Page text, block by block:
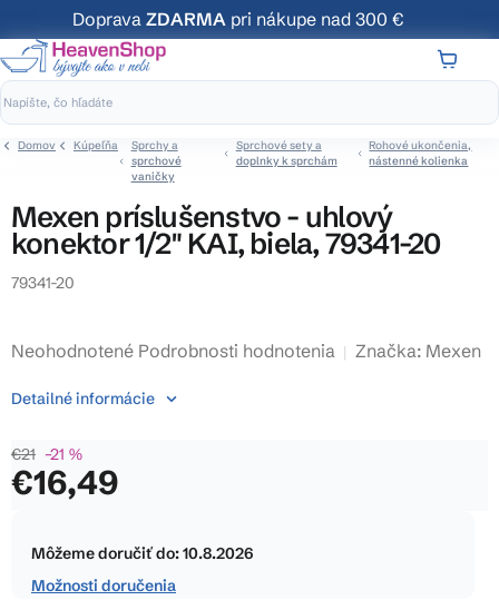
na
obsah
Doprava ZDARMA pri nákupe nad 300 €
Domov Kúpeľňa
Sprchy a
sprchové
vaničky
Sprchové sety a
doplnky k sprchám
Rohové ukončenia,
nástenné kolienka
Mexen príslušenstvo - uhlový
konektor 1/2" KAI, biela, 79341-20
79341-20
Priemerné
produktu
0,0
z
Neohodnotené Podrobnosti hodnotenia Značka: Mexen
€21 –21 %
€16,49
cena:
Môžeme doručiť do:10.8.2026
Možnosti doručenia
Detailné informácie